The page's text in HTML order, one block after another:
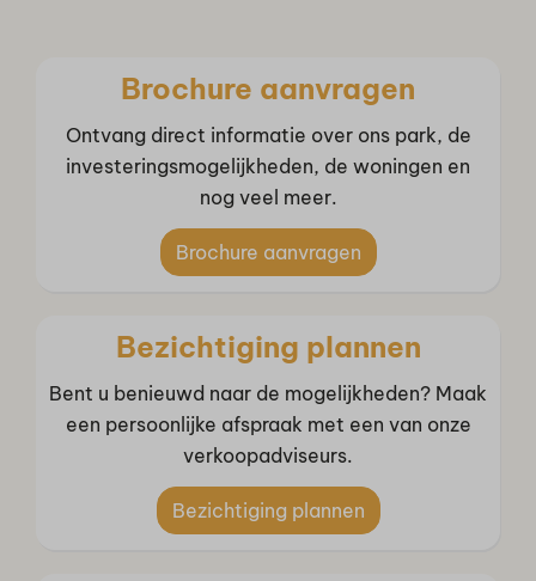
Brochure aanvragen
Ontvang direct informatie over ons park, de
investeringsmogelijkheden, de woningen en
nog veel meer.
Brochure aanvragen
Bezichtiging plannen
Bent u benieuwd naar de mogelijkheden? Maak
een persoonlijke afspraak met een van onze
verkoopadviseurs.
Bezichtiging plannen